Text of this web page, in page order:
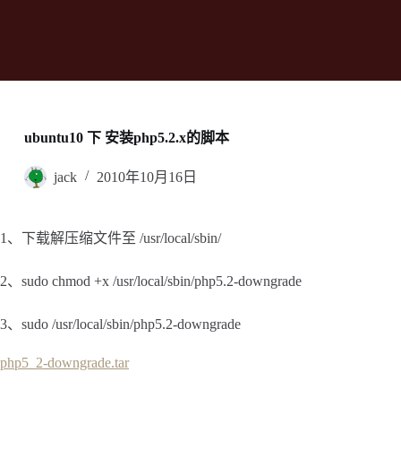
ubuntu10 下 安装php5.2.x的脚本
jack 2010年10月16日
1、下载解压缩文件至 /usr/local/sbin/
2、sudo chmod +x /usr/local/sbin/php5.2-downgrade
3、sudo /usr/local/sbin/php5.2-downgrade
php5_2-downgrade.tar